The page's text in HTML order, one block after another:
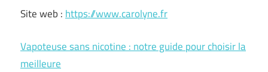
Site web : https://www.carolyne.fr
Vapoteuse sans nicotine : notre guide pour choisir la
meilleure